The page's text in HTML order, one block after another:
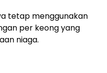
tetap menggunakan
per keong yang
niaga.